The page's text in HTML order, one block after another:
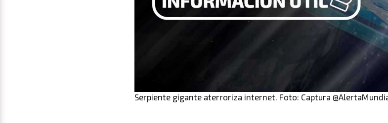
Serpiente gigante aterroriza internet. Foto: Captura